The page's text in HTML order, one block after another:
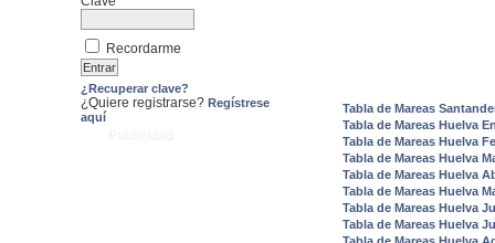
Recordarme
¿Recuperar clave?
¿Quiere registrarse? Regístrese
aquí
Tabla de Mareas
Tabla de Mareas Huelva
Tabla de Mareas Huelva
Tabla de Mareas Huelva
Tabla de Mareas Huelva
Tabla de Mareas Huelva
Tabla de Mareas Huelva
Tabla de Mareas Huelva